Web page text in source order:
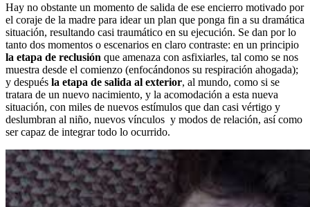
Hay no obstante un momento de salida de ese encierro motivado por
el coraje de la madre para idear un plan que ponga fin a su dramática
situación, resultando casi traumático en su ejecución. Se dan por lo
tanto dos momentos o escenarios en claro contraste: en un principio
la etapa de reclusión que amenaza con asfixiarles, tal como se nos
muestra desde el comienzo (enfocándonos su respiración ahogada);
y después la etapa de salida al exterior, al mundo, como si se
tratara de un nuevo nacimiento, y la acomodación a esta nueva
situación, con miles de nuevos estímulos que dan casi vértigo y
deslumbran al niño, nuevos vínculos y modos de relación, así como
ser capaz de integrar todo lo ocurrido.